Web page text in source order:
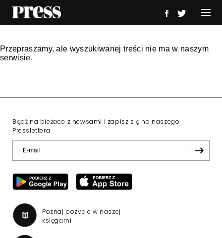
Przepraszamy, ale wyszukiwanej treści nie ma w naszym
serwisie.
Bądź na bieżaco z newsami i zapisz się na naszego
Presslettera
Poznaj pozycje w naszej
księgarni